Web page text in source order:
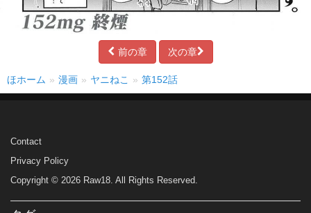
前の章 次の章
ほホーム 漫画 ヤニねこ 第152話
Contact
Privacy Policy
Copyright © 2026 Raw18. All Rights Reserved.